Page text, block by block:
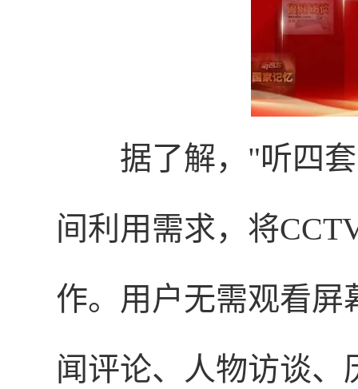
据了解，"听四
间利用需求，将
作。用户无需观看屏
闻评论、人物访谈